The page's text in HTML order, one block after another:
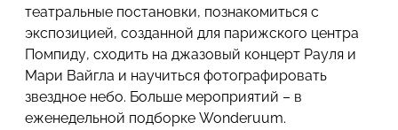
театральные постановки, познакомиться с
экспозицией, созданной для парижского центра
Помпиду, сходить на джазовый концерт Рауля и
Мари Вайгла и научиться фотографировать
звездное небо. Больше мероприятий – в
еженедельной подборке Wonderuum.